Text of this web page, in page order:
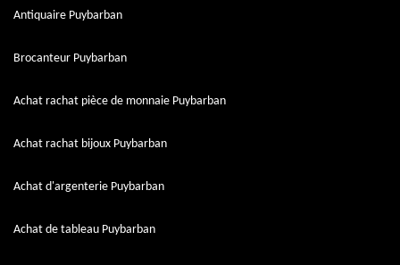
Antiquaire Puybarban
Brocanteur Puybarban
Achat rachat pièce de monnaie Puybarban
Achat rachat bijoux Puybarban
Achat d'argenterie Puybarban
Achat de tableau Puybarban